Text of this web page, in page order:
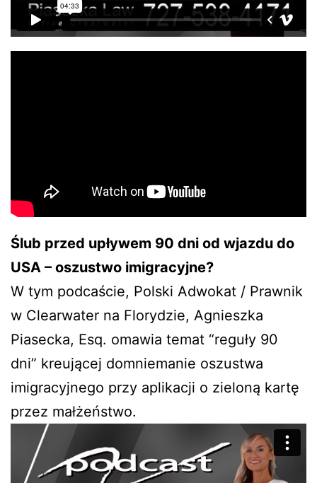
Ślub przed upływem 90 dni od wjazdu do
USA – oszustwo imigracyjne?
W tym podcaście, Polski Adwokat / Prawnik
w Clearwater na Florydzie, Agnieszka
Piasecka, Esq. omawia temat “reguły 90
dni” kreującej domniemanie oszustwa
imigracyjnego przy aplikacji o zieloną kartę
przez małżeństwo.